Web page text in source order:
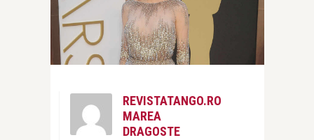
REVISTATANGO.RO
MAREA
DRAGOSTE